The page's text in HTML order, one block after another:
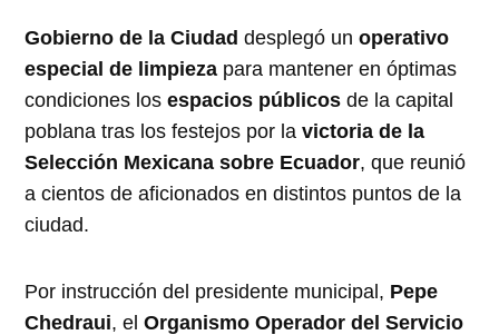
Gobierno de la Ciudad desplegó unoperativo
especial de limpieza para mantener en óptimas
condiciones losespacios públicos de la capital
poblana tras los festejos por lavictoria de la
Selección Mexicana sobre Ecuador, que reunió
a cientos de aficionados en distintos puntos de la
ciudad.
Por instrucción del presidente municipal, Pepe
Chedraui, elOrganismo Operador del Servicio